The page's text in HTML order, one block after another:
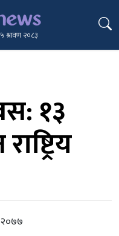
श्रावण २०८३
१३
२०७७